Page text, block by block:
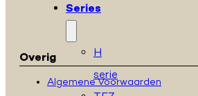
Series
H
serie
Overig
Algemene Voorwaarden